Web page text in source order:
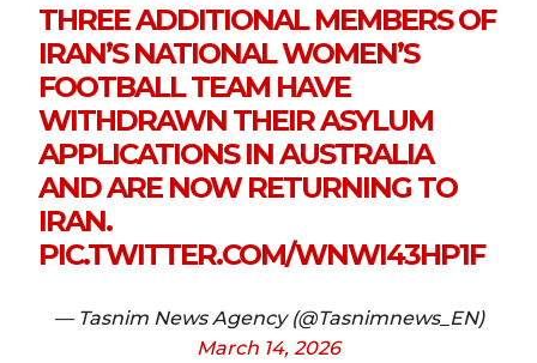
THREE ADDITIONAL MEMBERS OF
IRAN’S NATIONAL WOMEN’S
FOOTBALL TEAM HAVE
WITHDRAWN THEIR ASYLUM
APPLICATIONS IN AUSTRALIA
AND ARE NOW RETURNING TO
IRAN.
PIC.TWITTER.COM/WNWI43HP1F
— Tasnim News Agency (@Tasnimnews_EN)
March 14, 2026